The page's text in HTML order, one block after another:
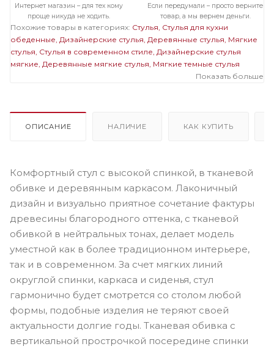
Интернет магазин – для тех кому
проще никуда не ходить.
Если передумали – просто верните
товар, а мы вернем деньги.
Похожие товары в категориях: Стулья Стулья для кухни
обеденные Дизайнерские стулья Деревянные стулья Мягкие
стулья Стулья в современном стиле Дизайнерские стулья
мягкие Деревянные мягкие стулья Мягкие темные стулья
Показать больше
ОПИСАНИЕ НАЛИЧИЕ КАК КУПИТЬ
Комфортный стул с высокой спинкой, в тканевой
обивке и деревянным каркасом. Лаконичный
дизайн и визуально приятное сочетание фактуры
древесины благородного оттенка, с тканевой
обивкой в нейтральных тонах, делает модель
уместной как в более традиционном интерьере,
так и в современном. За счет мягких линий
округлой спинки, каркаса и сиденья, стул
гармонично будет смотрется со столом любой
формы, подобные изделия не теряют своей
актуальности долгие годы. Тканевая обивка с
вертикальной прострочкой посередине спинки